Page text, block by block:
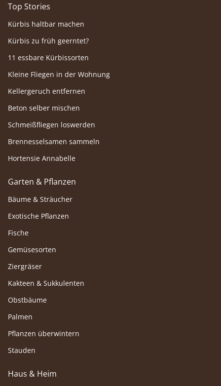
Top Stories
Kürbis haltbar machen
Kürbis zu früh geerntet?
11 essbare Kürbissorten
Kleine Fliegen in der Wohnung
Kellergeruch entfernen
Beton selber mischen
Schmeißfliegen loswerden
Brennesselsamen sammeln
Hortensie Annabelle
Garten & Pflanzen
Bäume & Sträucher
Exotische Pflanzen
Fische
Gemüsesorten
Ziergräser
Kakteen & Sukkulenten
Obstbäume
Palmen
Pflanzen überwintern
Stauden
Haus & Heim